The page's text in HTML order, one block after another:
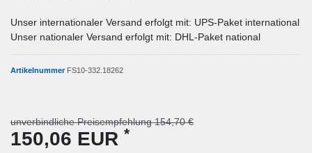
Unser internationaler Versand erfolgt mit: UPS-Paket international
Unser nationaler Versand erfolgt mit: DHL-Paket national
Artikelnummer FS10-332.18262
unverbindliche Preisempfehlung 154,70 €
150,06 EUR *